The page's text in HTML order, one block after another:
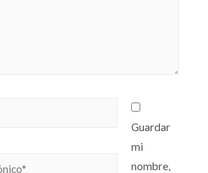
Guardar
mi
nombre,